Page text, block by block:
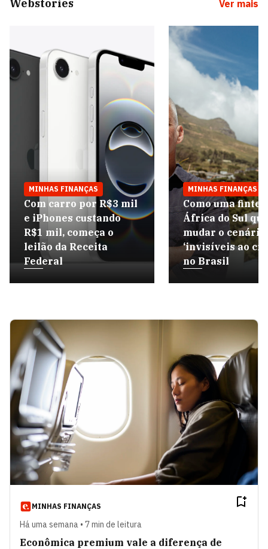
Webstories Ver mais
MINHAS FINANÇAS
Com carro por R$3 mil
e iPhones custando
R$1 mil, começa o
leilão da Receita
Federal
MINHAS FINANÇAS
Como uma
África do Sul
mudar o cenário
‘invisíveis ao
no Brasil
MINHAS FINANÇAS
Há uma semana • 7 min de leitura
Econômica premium vale a diferença de